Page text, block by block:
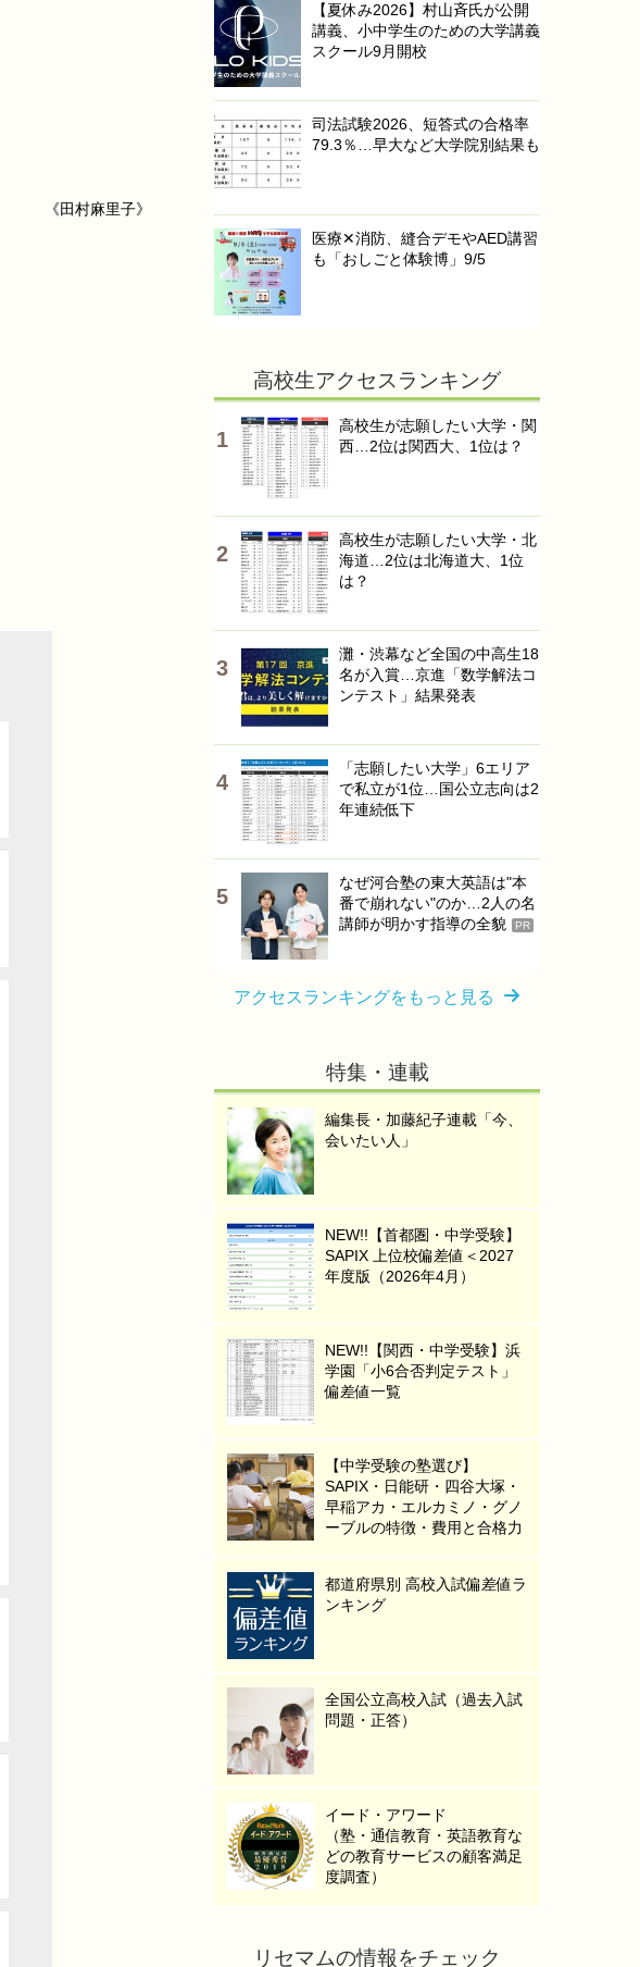
《田村麻里子》
【夏休み2026】村山斉氏が公開
講義、小中学生のための大学講義
スクール9月開校
司法試験2026、短答式の合格率
79.3％…早大など大学院別結果も
医療✕消防、縫合デモやAED講習
も「おしごと体験博」9/5
高校生アクセスランキング
高校生が志願したい大学・関
西…2位は関西大、1位は？
高校生が志願したい大学・北
海道…2位は北海道大、1位
は？
灘・渋幕など全国の中高生18
名が入賞…京進「数学解法コ
ンテスト」結果発表
「志願したい大学」6エリア
で私立が1位…国公立志向は2
年連続低下
なぜ河合塾の東大英語は"本
番で崩れない"のか…2人の名
講師が明かす指導の全貌
PR
アクセスランキングをもっと見る
特集・連載
編集長・加藤紀子連載「今、
会いたい人」
NEW!!【首都圏・中学受験】
SAPIX 上位校偏差値＜2027
年度版（2026年4月）
NEW!!【関西・中学受験】浜
学園「小6合否判定テスト」
偏差値一覧
【中学受験の塾選び】
SAPIX・日能研・四谷大塚・
早稲アカ・エルカミノ・グノ
ーブルの特徴・費用と合格力
都道府県別 高校入試偏差値ラ
ンキング
全国公立高校入試（過去入試
問題・正答）
イード・アワード
（塾・通信教育・英語教育な
どの教育サービスの顧客満足
度調査）
リセマムの情報をチェック